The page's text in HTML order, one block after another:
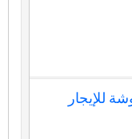
165م مفروشة للإيجار